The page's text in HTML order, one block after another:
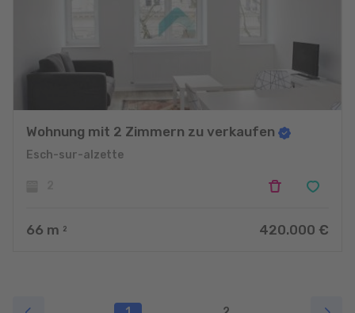
Wohnung mit 2 Zimmern zu verkaufen
Esch-sur-alzette
66 m 2 420.000 €